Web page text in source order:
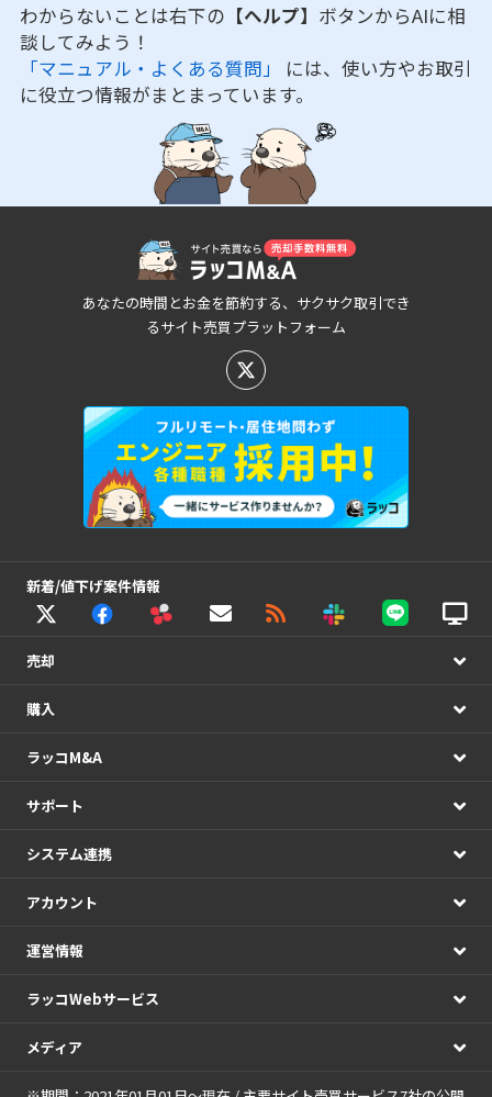
わからないことは右下の 【ヘルプ】 ボタンからAIに相
談してみよう！
「マニュアル・よくある質問」 には、使い方やお取引
に役立つ情報がまとまっています。
あなたの時間とお金を節約する、サクサク取引でき
るサイト売買プラットフォーム
新着/値下げ案件情報
売却
購入
ラッコM&A
サポート
システム連携
アカウント
運営情報
ラッコWebサービス
メディア